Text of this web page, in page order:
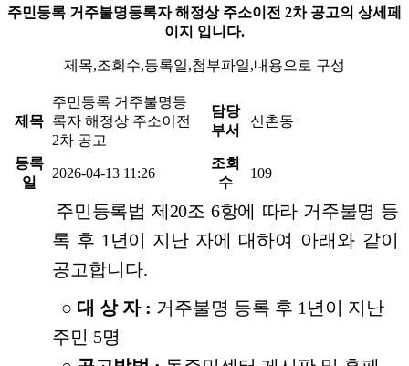
주민등록 거주불명등록자 해정상 주소이전 2차 공고의 상세페
이지 입니다.
제목,조회수,등록일,첨부파일,내용으로 구성
제목
주민등록 거주불명등
록자 해정상 주소이전
2차 공고
담당
부서
신촌동
등록
일
2026-04-13 11:26
조회
수
109
주민등록법 제20조 6항에 따라 거주불명 등
록 후 1년이 지난 자에
대하여 아래와 같이
공고합니다.
○ 대 상 자 : 거주불명 등록 후 1년이 지난
주민 5명